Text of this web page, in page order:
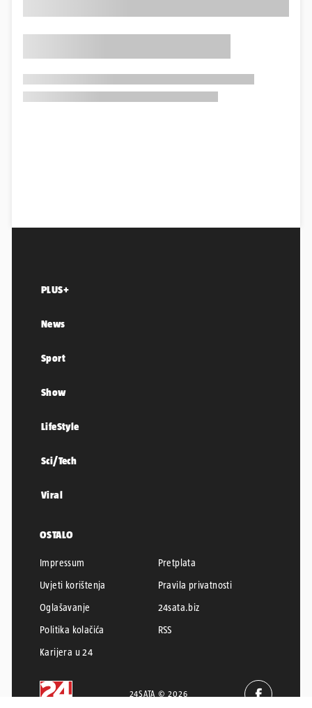
PLUS+
News
Sport
Show
LifeStyle
Sci/Tech
Viral
OSTALO
Impressum
Pretplata
Uvjeti korištenja
Pravila privatnosti
Oglašavanje
24sata.biz
Politika kolačića
RSS
Karijera u 24
24SATA © 2026